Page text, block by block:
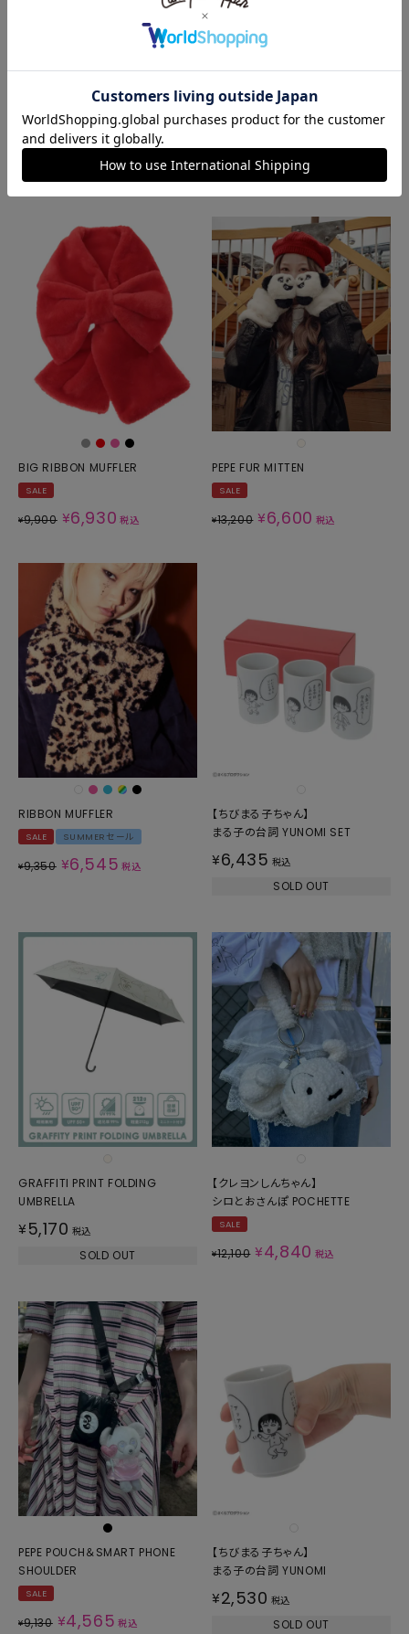
♡ BARBED WIRE CHAIN
¥8,580 税込
SOLD OUT
【ちびまる子ちゃん】
¥7,700 税込
BIG RIBBON MUFFLER
SALE
¥9,900 ¥6,930 税込
PEPE FUR MITTEN
SALE
¥13,200 ¥6,600 税込
RIBBON MUFFLER
SALE SUMMERセール
¥9,350 ¥6,545 税込
【ちびまる子ちゃん】
まる子の台詞 YUNOMI SET
¥6,435 税込
SOLD OUT
GRAFFITI PRINT FOLDING
UMBRELLA
¥ 5,170 税込
SOLD OUT
【クレヨンしんちゃん】
シロとおさんぽ POCHETTE
SALE
¥12,100 ¥4,840 税込
PEPE POUCH＆SMART PHONE
SHOULDER
SALE
¥9,130 ¥4,565 税込
【ちびまる子ちゃん】
まる子の台詞 YUNOMI
¥2,530 税込
SOLD OUT